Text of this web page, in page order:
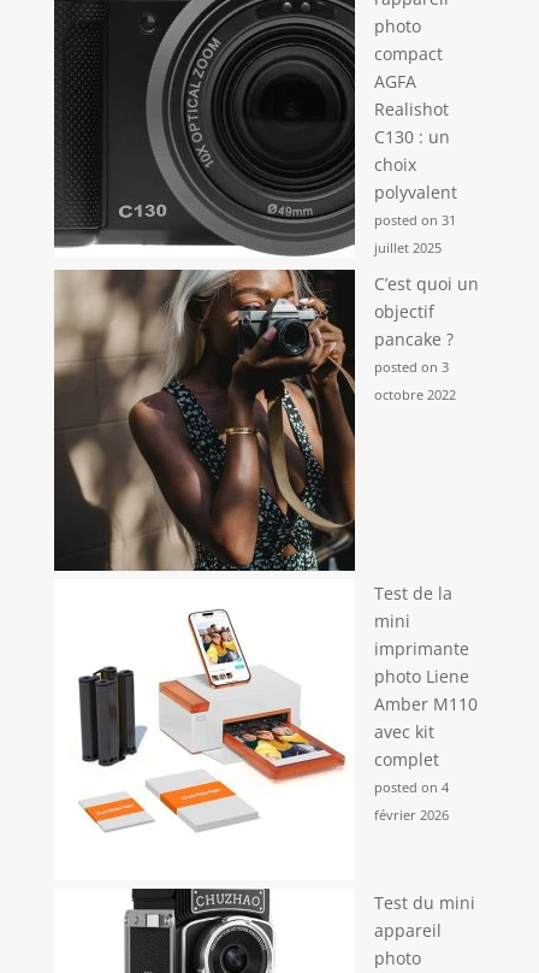
photo
compact
AGFA
Realishot
C130 : un
choix
polyvalent
posted on 31
juillet 2025
C’est quoi un
objectif
pancake ?
posted on 3
octobre 2022
Test de la
mini
imprimante
photo Liene
Amber M110
avec kit
complet
posted on 4
février 2026
Test du mini
appareil
photo